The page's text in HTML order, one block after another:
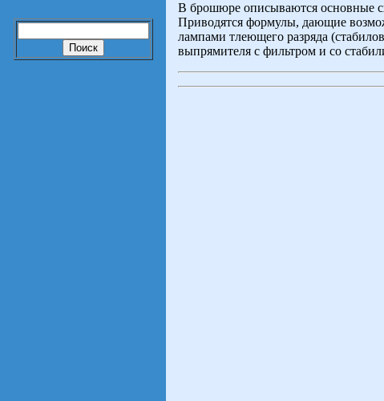
В брошюре описываются основные
Приводятся формулы, дающие
лампами тлеющего разряда
выпрямителя с фильтром и со